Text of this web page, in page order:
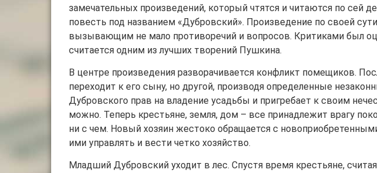
замечательных произведений, который чтятся и читаются по сей
повесть под названием «Дубровский». Произведение по своей
вызывающим не мало противоречий и вопросов. Критиками был
считается одним из лучших творений Пушкина.
В центре произведения разворачивается конфликт помещиков.
переходит к его сыну, но другой, производя определенные
Дубровского прав на владение усадьбы и пригребает к своим
можно. Теперь крестьяне, земля, дом – все принадлежит врагу
ни с чем. Новый хозяин жестоко обращается с новоприобретенными
ими управлять и вести четко хозяйство.
Младший Дубровский уходит в лес. Спустя время крестьяне,